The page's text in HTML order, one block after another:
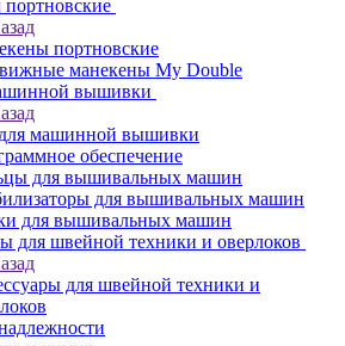
портновские
манекены My Double
вышивки
машинной вышивки
обеспечение
для вышивальных машин
для вышивальных машин
для вышивальных машин
для швейной техники и оверлоков
для швейной техники и